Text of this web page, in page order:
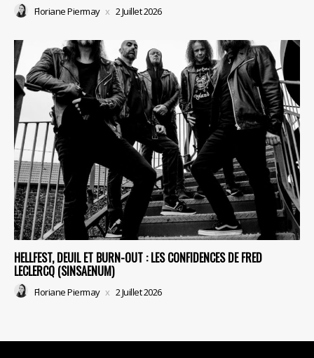
Floriane Piermay 2 Juillet 2026
HELLFEST, DEUIL ET BURN-OUT : LES CONFIDENCES DE FRED
LECLERCQ (SINSAENUM)
Floriane Piermay 2 Juillet 2026